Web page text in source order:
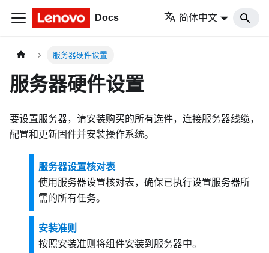
Docs 简体中文
服务器硬件设置
服务器硬件设置
要设置服务器，请安装购买的所有选件，连接服务器线缆，
配置和更新固件并安装操作系统。
服务器设置核对表
使用服务器设置核对表，确保已执行设置服务器所
需的所有任务。
安装准则
按照安装准则将组件安装到服务器中。